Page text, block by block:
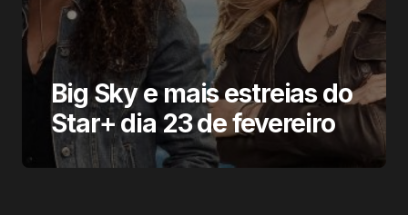
Big Sky e mais estreias do
Star+ dia 23 de fevereiro